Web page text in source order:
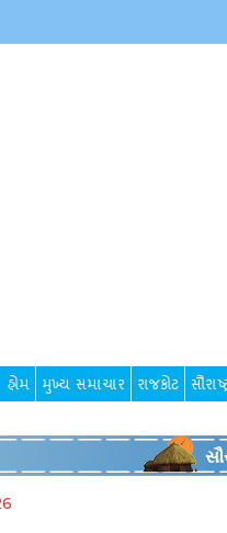
હોમ મુખ્ય સમાચાર રાજકોટ